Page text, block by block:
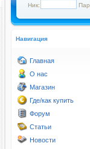
Ник:
Навигация
Главная
О нас
Магазин
Где/как купить
Форум
Статьи
Новости